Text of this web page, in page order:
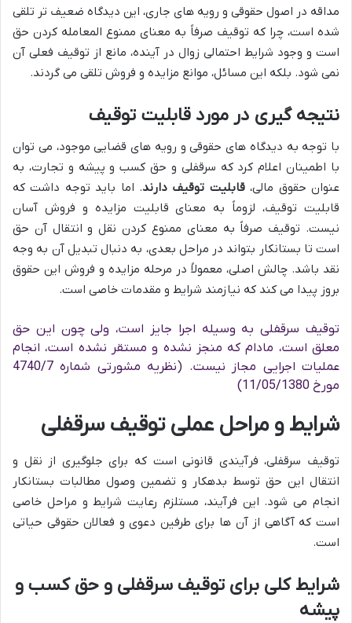
مداقه در اصول حقوقی و رویه های جاری، این دیدگاه ضعیف تر تلقی
شده است، چرا که توقیف صرفاً به معنای ممنوع المعامله کردن حق
است و وجود شرایط احتمالی زوال در آینده، مانع از توقیف فعلی آن
نمی شود. بلکه این مسائل، موانع مزایده و فروش تلقی می گردند.
نتیجه گیری در مورد قابلیت توقیف
با توجه به دیدگاه های حقوقی و رویه های قضایی موجود، می توان
با اطمینان اعلام کرد که سرقفلی و حق کسب و پیشه و تجارت، به
عنوان حقوق مالی،قابلیت توقیف دارند. اما باید توجه داشت که
قابلیت توقیف، لزوماً به معنای قابلیت مزایده و فروش آسان
نیست. توقیف صرفاً به معنای ممنوع کردن نقل و انتقال آن حق
است تا بستانکار بتواند در مراحل بعدی، به دنبال تبدیل آن به وجه
نقد باشد. چالش اصلی، معمولاً در مرحله مزایده و فروش این حقوق
بروز پیدا می کند که نیازمند شرایط و مقدمات خاصی است.
توقیف سرقفلی به وسیله اجرا جایز است، ولی چون این حق
معلق است، مادام که منجز نشده و مستقر نشده است، انجام
عملیات اجرایی مجاز نیست. (نظریه مشورتی شماره 4740/7
مورخ 11/05/1380)
شرایط و مراحل عملی توقیف سرقفلی
توقیف سرقفلی، فرآیندی قانونی است که برای جلوگیری از نقل و
انتقال این حق توسط بدهکار و تضمین وصول مطالبات بستانکار
انجام می شود. این فرآیند، مستلزم رعایت شرایط و مراحل خاصی
است که آگاهی از آن ها برای طرفین دعوی و فعالان حقوقی حیاتی
است.
شرایط کلی برای توقیف سرقفلی و حق کسب و
پیشه